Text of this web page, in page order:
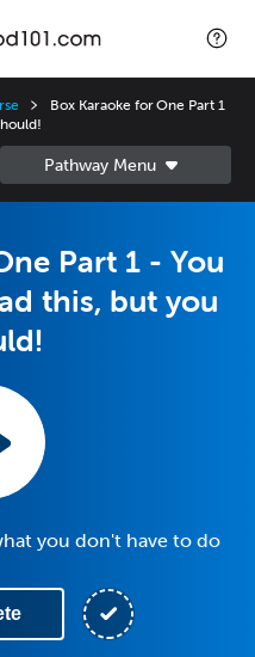
Box Karaoke for One Part 1
Part 1 - You
this, but you
you don't have to do